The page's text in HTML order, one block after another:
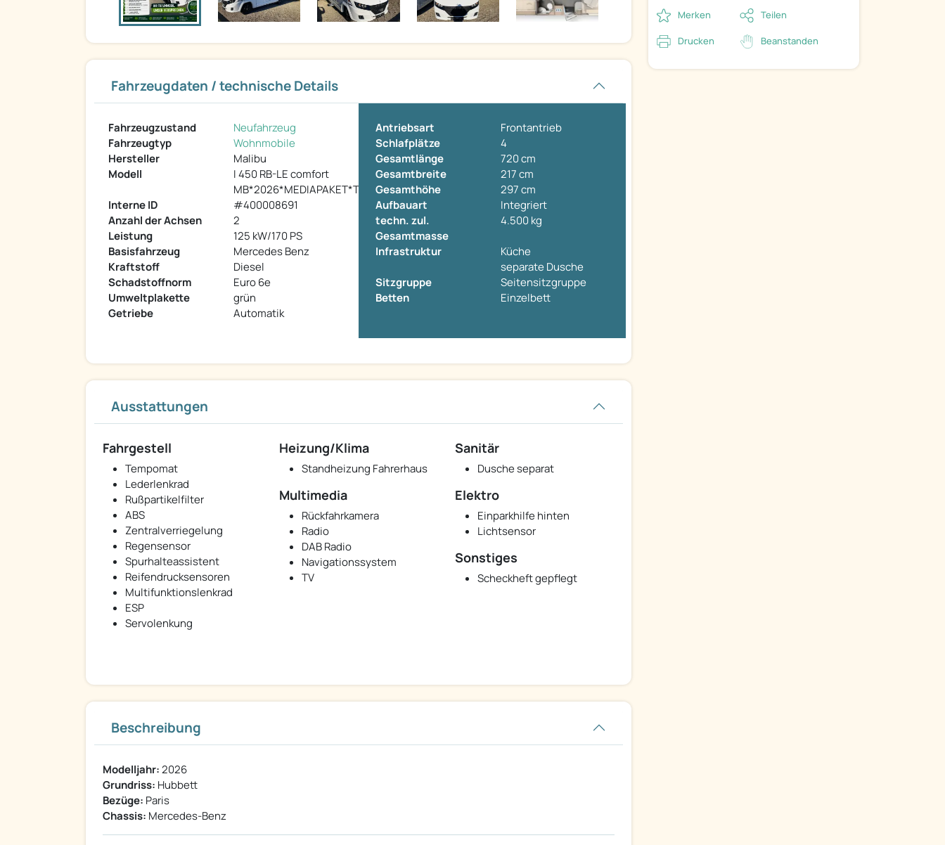
Fahrzeugdaten / technische Details
Fahrzeugzustand
Neufahrzeug
Fahrzeugtyp
Wohnmobile
Hersteller
Malibu
Modell
I 450 RB-LE comfort
MB*2026*MEDIAPAKET*TV
Interne ID
#400008691
Anzahl der Achsen
2
Leistung
125 kW/170 PS
Basisfahrzeug
Mercedes Benz
Kraftstoff
Diesel
Schadstoffnorm
Euro 6e
Umweltplakette
grün
Getriebe
Automatik
Antriebsart
Frontantrieb
Schlafplätze
4
Gesamtlänge
720 cm
Gesamtbreite
217 cm
Gesamthöhe
297 cm
Aufbauart
Integriert
techn. zul.
Gesamtmasse
4.500 kg
Infrastruktur
Küche
separate Dusche
Sitzgruppe
Seitensitzgruppe
Betten
Einzelbett
Ausstattungen
Fahrgestell
Tempomat
Lederlenkrad
Rußpartikelfilter
ABS
Zentralverriegelung
Regensensor
Spurhalteassistent
Reifendrucksensoren
Multifunktionslenkrad
ESP
Servolenkung
Heizung/Klima
Standheizung Fahrerhaus
Sanitär
Dusche separat
Multimedia
Rückfahrkamera
Radio
DAB Radio
Navigationssystem
TV
Elektro
Einparkhilfe hinten
Lichtsensor
Sonstiges
Scheckheft gepflegt
Beschreibung
Modelljahr:2026
Grundriss: Hubbett
Bezüge: Paris
Chassis: Mercedes-Benz
Merken Teilen
Drucken Beanstanden